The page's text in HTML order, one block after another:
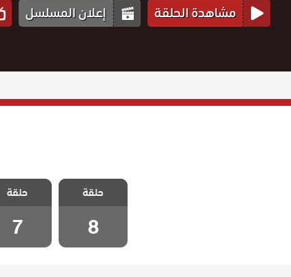
مشاهدة الحلقة إعلان المسلسل
اخرى الموسم
والاخيرة
حلقة
8
مسلسل
اخرى
الثاني
حلقة
7